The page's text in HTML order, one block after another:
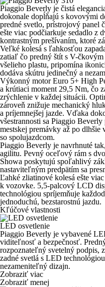
Piaggio Beverly je čistá
dokonale dopĺňajú s kovovými
predné svetlo, prístrojový
ešte viac podčiarkuje sedadlo z
kontrastným prešívaním, ktoré
Veľké kolesá s ľahkosťou
zatiaľ čo predný štít s V-čkovým
všelieho plastu, pripomína
dodáva skútru jedinečný a
Výkonný motor Euro 5+ High
a krútiaci moment 29,5 Nm, čo
zrýchlenie v každej situácii.
zároveň znižuje mechanický
a príjemnejšej jazde. Vďaka
všestrannosti sa Piaggio
mestskej premávky až po dlhšie
so spolujazdcom.
Piaggio Beverly je navrhnuté
agilitu. Pevný oceľový rám s
Showa poskytujú spoľahlivý
nastaviteľným predpätím sa
Ľahké zliatinové kolesá ešte
k vozovke. 5,5-palcový LCD
technológiou spríjemňuje
jednoduchú, bezstarostnú jazdu.
Kľúčové vlastnosti
LED osvetlenie
Piaggio Beverly je vybavené
viditeľnosť a bezpečnosť.
rozpoznateľný svetelný podpis,
zadné svetlá s LED technológiou
nezameniteľný dizajn.
Zobraziť viac
Zobraziť menej